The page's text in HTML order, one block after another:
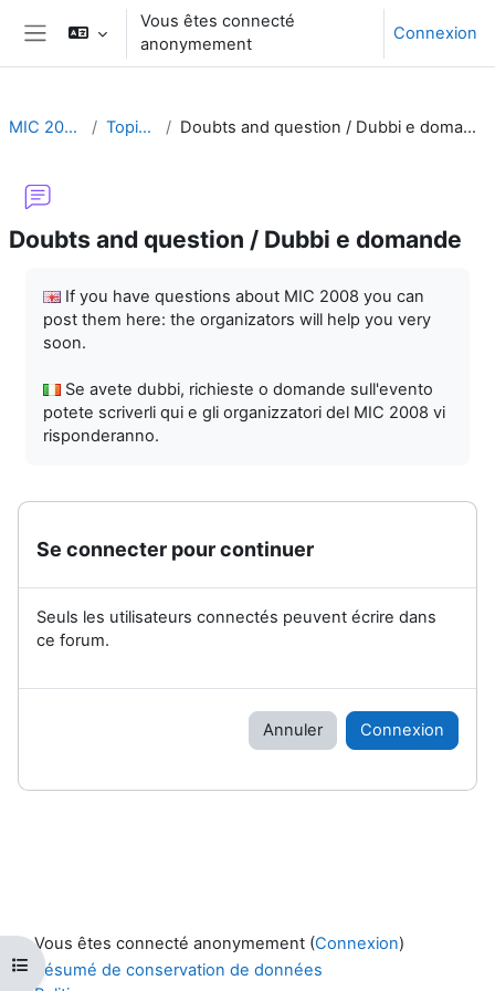
Passer au contenu principal
Panneau latéral
Vous êtes connecté
anonymement
Connexion
Ouvrir l’index du cours
MIC 2008 Topic 1 Doubts and question / Dubbi e domande
Doubts and question / Dubbi e domande
If you have questions about MIC 2008 you can
post them here: the organizators will help you very
soon.
Se avete dubbi, richieste o domande sull'evento
potete scriverli qui e gli organizzatori del MIC 2008 vi
risponderanno.
Se connecter pour continuer
Seuls les utilisateurs connectés peuvent écrire dans
ce forum.
Annuler Connexion
Vous êtes connecté anonymement (Connexion)
Résumé de conservation de données